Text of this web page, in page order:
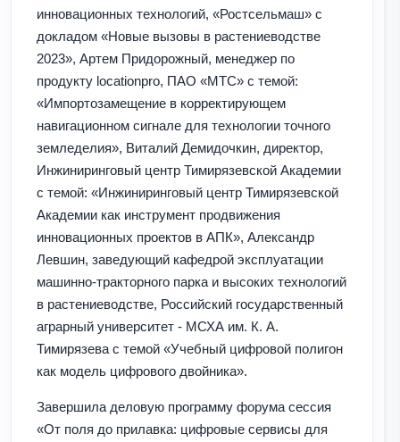
инновационных технологий, «Ростсельмаш» с
докладом «Новые вызовы в растениеводстве
2023», Артем Придорожный, менеджер по
продукту locationpro, ПАО «МТС» с темой:
«Импортозамещение в корректирующем
навигационном сигнале для технологии точного
земледелия», Виталий Демидочкин, директор,
Инжиниринговый центр Тимирязевской Академии
с темой: «Инжиниринговый центр Тимирязевской
Академии как инструмент продвижения
инновационных проектов в АПК», Александр
Левшин, заведующий кафедрой эксплуатации
машинно-тракторного парка и высоких технологий
в растениеводстве, Российский государственный
аграрный университет - МСХА им. К. А.
Тимирязева с темой «Учебный цифровой полигон
как модель цифрового двойника».
Завершила деловую программу форума сессия
«От поля до прилавка: цифровые сервисы для